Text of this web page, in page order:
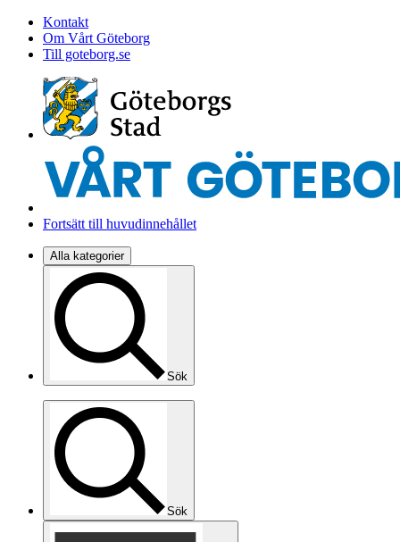
Kontakt
Om Vårt Göteborg
Till goteborg.se
Fortsätt till huvudinnehållet
Alla kategorier
Sök
Sök